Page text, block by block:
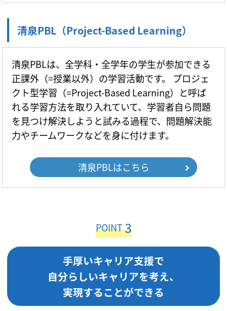
清泉PBL（Project-Based Learning）
清泉PBLは、全学科・全学年の学生が参加できる
正課外（=授業以外）の学習活動です。 プロジェ
クト型学習（=Project-Based Learning）と呼ば
れる学習方法を取り入れていて、学習者自ら問題
を見つけ解決しようと試みる過程で、問題解決能
力やチームワークなどを身に付けます。
清泉PBLはこちら
POINT3
手厚いキャリア支援で
自分らしいキャリアを考え、
実現することができる